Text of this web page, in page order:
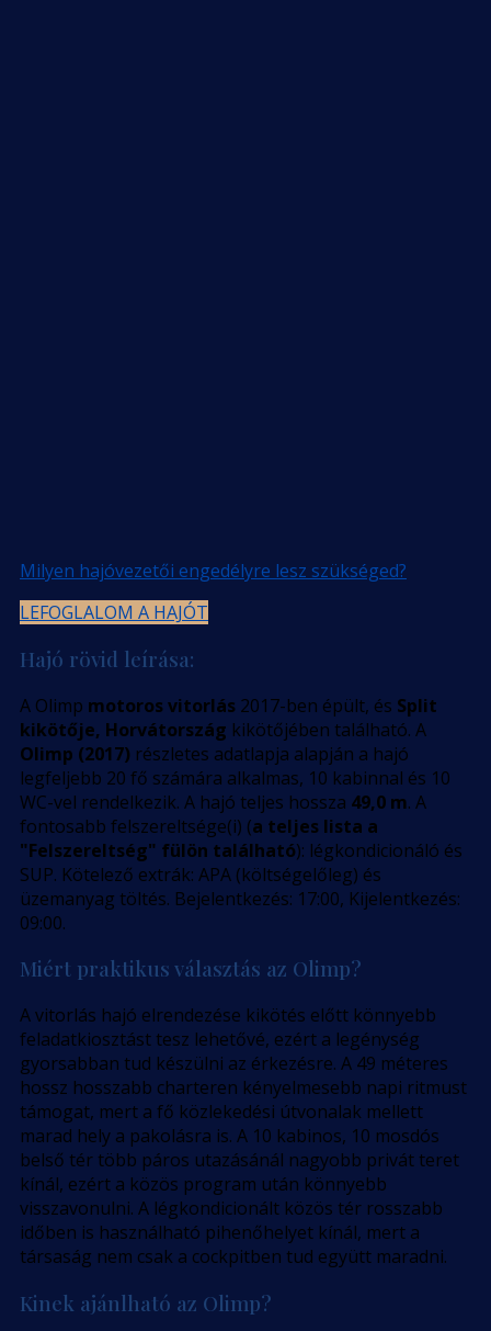
Milyen hajóvezetői engedélyre lesz szükséged?
LEFOGLALOM A HAJÓT
Hajó rövid leírása:
A Olimp motoros vitorlás 2017-ben épült, és Split
kikötője, Horvátország kikötőjében található. A
Olimp (2017) részletes adatlapja alapján a hajó
legfeljebb 20 fő számára alkalmas, 10 kabinnal és 10
WC-vel rendelkezik. A hajó teljes hossza 49,0 m. A
fontosabb felszereltsége(i) (a teljes lista a
"Felszereltség" fülön található): légkondicionáló és
SUP. Kötelező extrák: APA (költségelőleg) és
üzemanyag töltés. Bejelentkezés: 17:00, Kijelentkezés:
09:00.
Miért praktikus választás az Olimp?
A vitorlás hajó elrendezése kikötés előtt könnyebb
feladatkiosztást tesz lehetővé, ezért a legénység
gyorsabban tud készülni az érkezésre. A 49 méteres
hossz hosszabb charteren kényelmesebb napi ritmust
támogat, mert a fő közlekedési útvonalak mellett
marad hely a pakolásra is. A 10 kabinos, 10 mosdós
belső tér több páros utazásánál nagyobb privát teret
kínál, ezért a közös program után könnyebb
visszavonulni. A légkondicionált közös tér rosszabb
időben is használható pihenőhelyet kínál, mert a
társaság nem csak a cockpitben tud együtt maradni.
Kinek ajánlható az Olimp?